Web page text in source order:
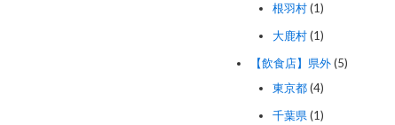
根羽村(1)
大鹿村(1)
【飲食店】県外(5)
東京都(4)
千葉県(1)